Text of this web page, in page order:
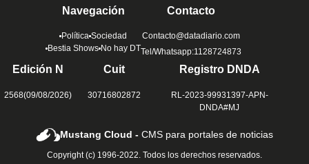
Navegación
Política Sociedad
Bestia Shows No hay DT
Contacto
Contacto@datadiario.com
Tel/Whatsapp:1128724873
Edición N
2568(09/08/2026)
Cuit
30716802872
Registro DNDA
RL-2023-99931397-APN-
DNDA#MJ
Mustang Cloud -CMS para portales de noticias
Copyright (c) 1996-2022. Todos los derechos reservados.